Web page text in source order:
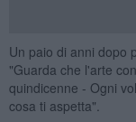
Un paio di anni dopo
"Guarda che l'arte
quindicenne - Ogni
cosa ti aspetta".